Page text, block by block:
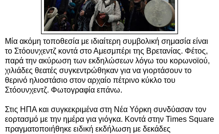
Μία ακόμη τοποθεσία με ιδιαίτερη συμβολική σημασία είναι
το Στόουνχεντζ κοντά στο Αμεσμπέρι της Βρετανίας. Φέτος,
παρά την ακύρωση των εκδηλώσεων λόγω του κορωνοϊού,
χιλιάδες θεατές συγκεντρώθηκαν για να γιορτάσουν το
θερινό ηλιοστάσιο στον αρχαίο πέτρινο κύκλο του
Στόουνχεντζ. Φωτογραφία επάνω.
Στις ΗΠΑ και συγκεκριμένα στη Νέα Υόρκη συνδύασαν τον
εορτασμό με την ημέρα για γιόγκα. Κοντά στην Times Square
πραγματοποιήθηκε ειδική εκδήλωση με δεκάδες